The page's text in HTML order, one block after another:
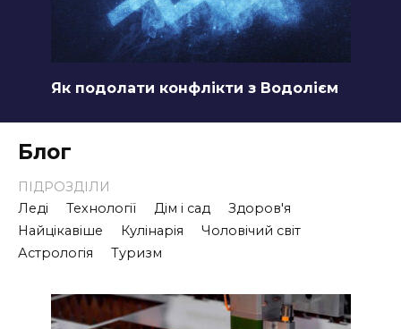
Як подолати конфлікти з Водолієм
Блог
ПІДРОЗДІЛИ
Леді
Технології Дім і сад
Здоров'я
Найцікавіше
Кулінарія
Чоловічий світ
Астрологія
Туризм